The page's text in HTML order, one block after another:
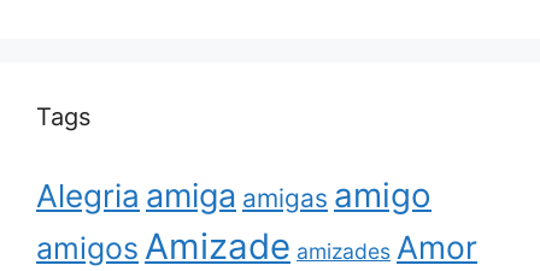
Tags
Alegria amiga amigas amigo
amigos Amizade amizades Amor